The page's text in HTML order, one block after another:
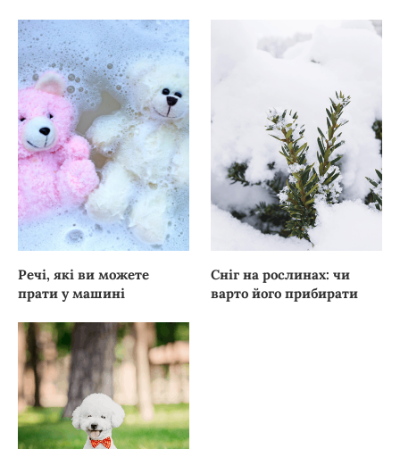
Речі, які ви можете
прати у машині
Сніг на рослинах: чи
варто його прибирати